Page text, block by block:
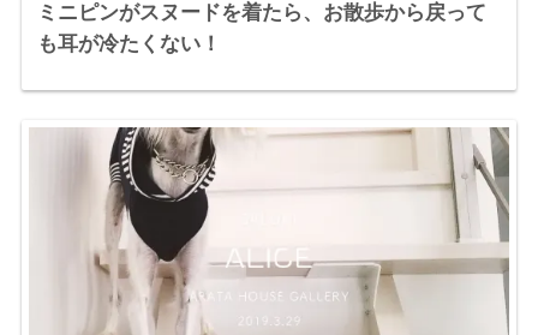
ミニピンがスヌードを着たら、お散歩から戻って
も耳が冷たくない！